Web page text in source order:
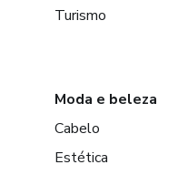
Turismo
Moda e beleza
Cabelo
Estética